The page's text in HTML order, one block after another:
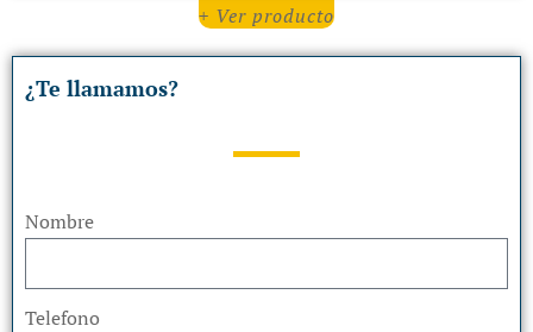
+ Ver producto
¿Te llamamos?
Nombre
Telefono